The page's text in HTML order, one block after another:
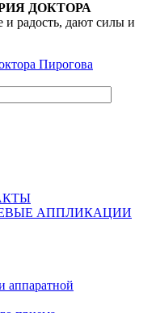
ДОКТОРА
и радость, дают силы и
Пирогова
АППЛИКАЦИИ
аппаратной